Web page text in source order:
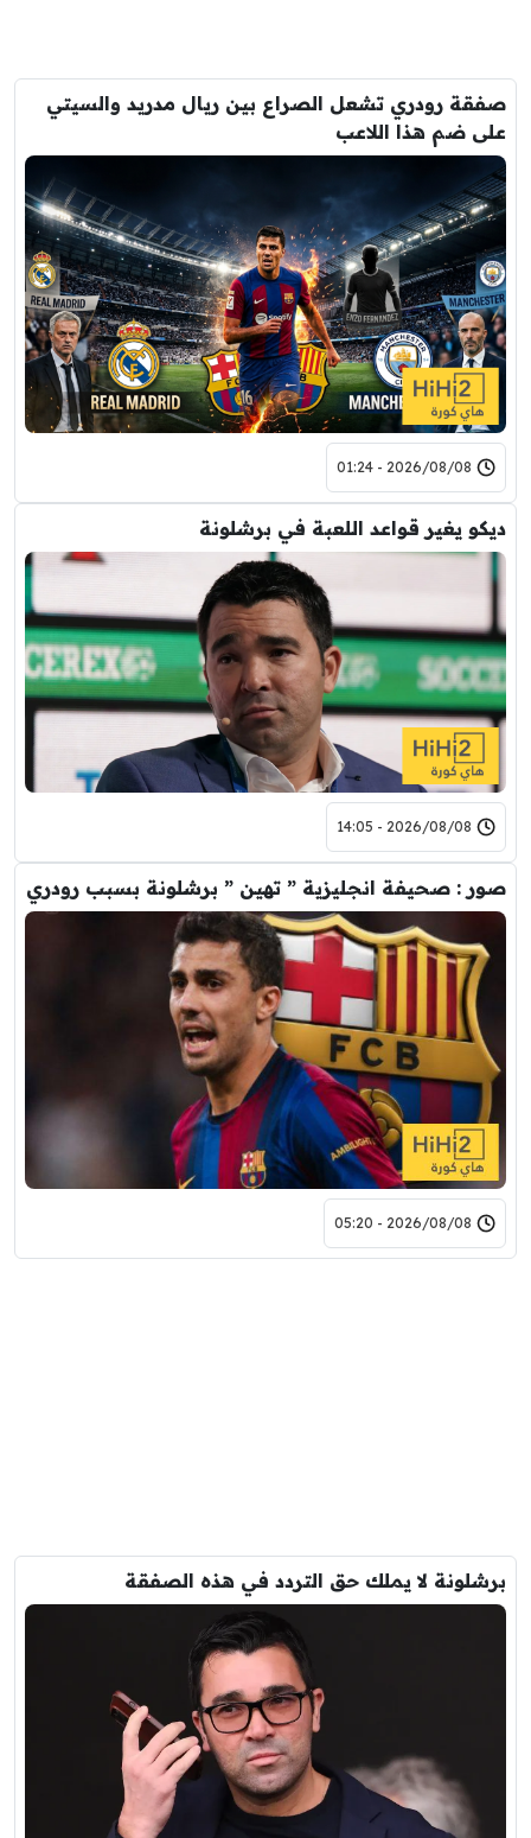
صفقة رودري تشعل الصراع بين ريال مدريد والسيتي
على ضم هذا اللاعب
2026/08/08 - 01:24
ديكو يغير قواعد اللعبة في برشلونة
2026/08/08 - 14:05
صور : صحيفة انجليزية ” تهين ” برشلونة بسبب رودري
2026/08/08 - 05:20
برشلونة لا يملك حق التردد في هذه الصفقة